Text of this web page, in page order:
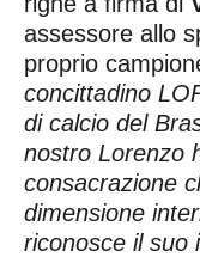
assessore allo
proprio
concittadino
di calcio del
nostro Lorenzo
consacrazione
dimensione
riconosce il suo